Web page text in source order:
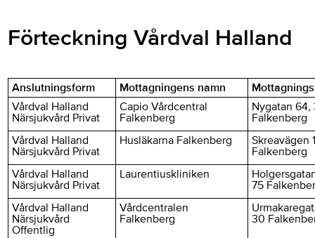
Förteckning Vårdval Halland
Anslutningsform Mottagningens namn
Vårdval Halland
Närsjukvård Privat
Capio Vårdcentral
Falkenberg
Nygatan 64,
Falkenberg
Vårdval Halland
Närsjukvård Privat
Husläkarna Falkenberg
Skreavägen
Falkenberg
Vårdval Halland
Närsjukvård Privat
Laurentiuskliniken
75
Vårdval Halland
Närsjukvård
Offentlig
Vårdcentralen
Falkenberg
30